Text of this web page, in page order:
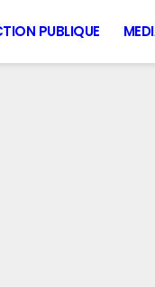
PUBLIQUE